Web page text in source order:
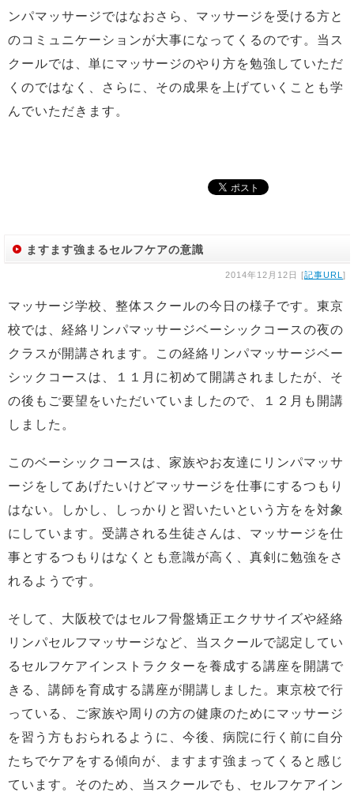
ンパマッサージではなおさら、マッサージを受ける方と
のコミュニケーションが大事になってくるのです。当ス
クールでは、単にマッサージのやり方を勉強していただ
くのではなく、さらに、その成果を上げていくことも学
んでいただきます。
ますます強まるセルフケアの意識
2014年12月12日 [記事URL ]
マッサージ学校、整体スクールの今日の様子です。東京
校では、経絡リンパマッサージベーシックコースの夜の
クラスが開講されます。この経絡リンパマッサージベー
シックコースは、１１月に初めて開講されましたが、そ
の後もご要望をいただいていましたので、１２月も開講
しました。
このベーシックコースは、家族やお友達にリンパマッサ
ージをしてあげたいけどマッサージを仕事にするつもり
はない。しかし、しっかりと習いたいという方をを対象
にしています。受講される生徒さんは、マッサージを仕
事とするつもりはなくとも意識が高く、真剣に勉強をさ
れるようです。
そして、大阪校ではセルフ骨盤矯正エクササイズや経絡
リンパセルフマッサージなど、当スクールで認定してい
るセルフケアインストラクターを養成する講座を開講で
きる、講師を育成する講座が開講しました。東京校で行
っている、ご家族や周りの方の健康のためにマッサージ
を習う方もおられるように、今後、病院に行く前に自分
たちでケアをする傾向が、ますます強まってくると感じ
ています。そのため、当スクールでも、セルフケアイン